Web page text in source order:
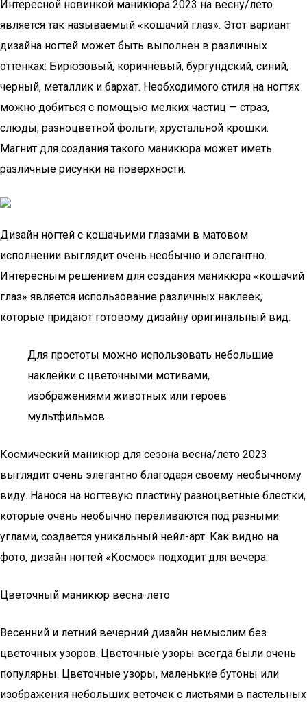
Интересной новинкой маникюра 2023 на весну/лето
является так называемый «кошачий глаз». Этот вариант
дизайна ногтей может быть выполнен в различных
оттенках: Бирюзовый, коричневый, бургундский, синий,
черный, металлик и бархат. Необходимого стиля на ногтях
можно добиться с помощью мелких частиц — страз,
слюды, разноцветной фольги, хрустальной крошки.
Магнит для создания такого маникюра может иметь
различные рисунки на поверхности.
Дизайн ногтей с кошачьими глазами в матовом
исполнении выглядит очень необычно и элегантно.
Интересным решением для создания маникюра «кошачий
глаз» является использование различных наклеек,
которые придают готовому дизайну оригинальный вид.
Для простоты можно использовать небольшие
наклейки с цветочными мотивами,
изображениями животных или героев
мультфильмов.
Космический маникюр для сезона весна/лето 2023
выглядит очень элегантно благодаря своему необычному
виду. Нанося на ногтевую пластину разноцветные блестки,
которые очень необычно переливаются под разными
углами, создается уникальный нейл-арт. Как видно на
фото, дизайн ногтей «Космос» подходит для вечера.
Цветочный маникюр весна-лето
Весенний и летний вечерний дизайн немыслим без
цветочных узоров. Цветочные узоры всегда были очень
популярны. Цветочные узоры, маленькие бутоны или
изображения небольших веточек с листьями в пастельных